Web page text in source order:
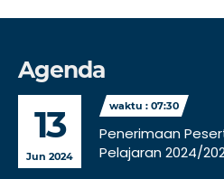
Agenda
13
Jun 2024
waktu : 07:30
Penerimaan
Pelajaran 2024/